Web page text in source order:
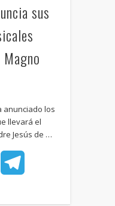
sus
anunciado los
llevará el
Jesús de …
Threads